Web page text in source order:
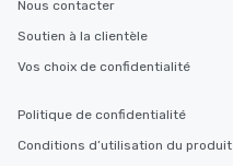
Nous contacter
Soutien à la clientèle
Vos choix de confidentialité
Politique de confidentialité
Conditions d’utilisation du produit